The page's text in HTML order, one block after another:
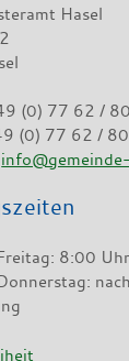
Hasel
(0) 77 62 /
(0) 77 62 /
8:00